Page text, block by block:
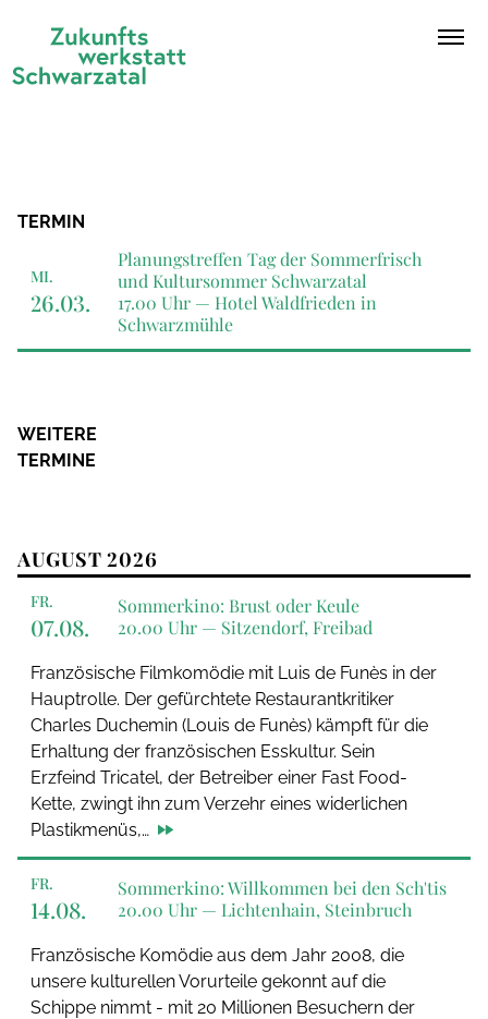
TERMIN
MI.
26.03.
Planungstreffen Tag der Sommerfrisch
und Kultursommer Schwarzatal
17.00 Uhr — Hotel Waldfrieden in
Schwarzmühle
WEITERE
TERMINE
AUGUST 2026
FR.
07.08.
Sommerkino: Brust oder Keule
20.00 Uhr — Sitzendorf, Freibad
Französische Filmkomödie mit Luis de Funès in der
Hauptrolle. Der gefürchtete Restaurantkritiker
Charles Duchemin (Louis de Funès) kämpft für die
Erhaltung der französischen Esskultur. Sein
Erzfeind Tricatel, der Betreiber einer Fast Food-
Kette, zwingt ihn zum Verzehr eines widerlichen
Plastikmenüs,…
FR.
14.08.
Sommerkino: Willkommen bei den Sch'tis
20.00 Uhr — Lichtenhain, Steinbruch
Französische Komödie aus dem Jahr 2008, die
unsere kulturellen Vorurteile gekonnt auf die
Schippe nimmt - mit 20 Millionen Besuchern der